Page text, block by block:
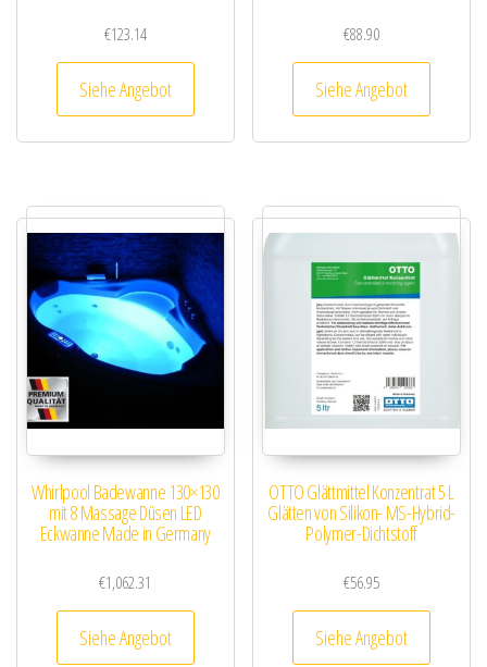
€123.14
Siehe Angebot
€88.90
Siehe Angebot
Whirlpool Badewanne 130×130
mit 8 Massage Düsen LED
Eckwanne Made in Germany
€1,062.31
Siehe Angebot
OTTO Glättmittel Konzentrat 5 L
Glätten von Silikon- MS-Hybrid-
Polymer-Dichtstoff
€56.95
Siehe Angebot